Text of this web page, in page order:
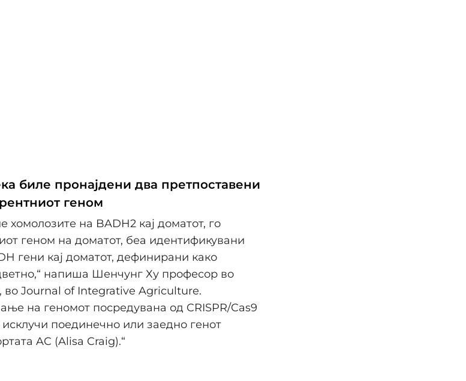
биле пронајдени два претпоставени
геном
хомолозите на BADH2 кај доматот, го
геном на доматот, беа идентификувани
гени кај доматот, дефинирани како
напиша Шенчунг Ху професор во
Journal of Integrative Agriculture.
на геномот посредувана од CRISPR/Cas9
поединечно или заедно генот
AC (Alisa Craig).“